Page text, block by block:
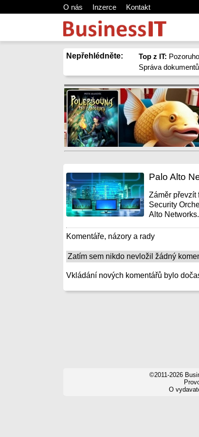
O nás Inzerce Kontakt
Nepřehlédněte: Top z IT:
Správa dokumentů
Palo Alto
Záměr převzít
Security
Alto
Komentáře, názory a rady
Zatím sem nikdo nevložil žádný
Vkládání nových komentářů bylo
©2011-2026
O